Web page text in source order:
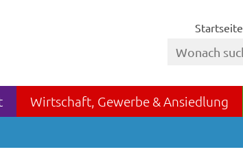
Startseite
Wirtschaft, Gewerbe & Ansiedlung